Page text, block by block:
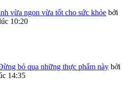
vừa ngon vừa tốt cho sức khỏe bởi
10:20
bỏ qua những thực phẩm này bởi
14:35